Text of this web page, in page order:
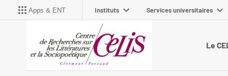
Apps & ENT Instituts Services universitaires
Le